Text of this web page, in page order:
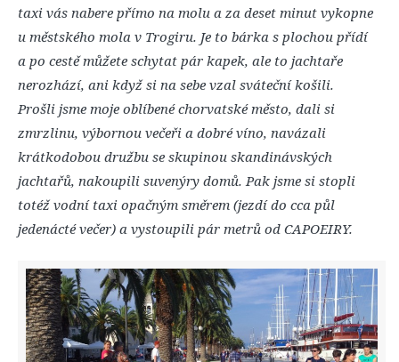
taxi vás nabere přímo na molu a za deset minut vykopne
u městského mola v Trogiru. Je to bárka s plochou přídí
a po cestě můžete schytat pár kapek, ale to jachtaře
nerozhází, ani když si na sebe vzal sváteční košili.
Prošli jsme moje oblíbené chorvatské město, dali si
zmrzlinu, výbornou večeři a dobré víno, navázali
krátkodobou družbu se skupinou skandinávských
jachtařů, nakoupili suvenýry domů. Pak jsme si stopli
totéž vodní taxi opačným směrem (jezdí do cca půl
jedenácté večer) a vystoupili pár metrů od CAPOEIRY.